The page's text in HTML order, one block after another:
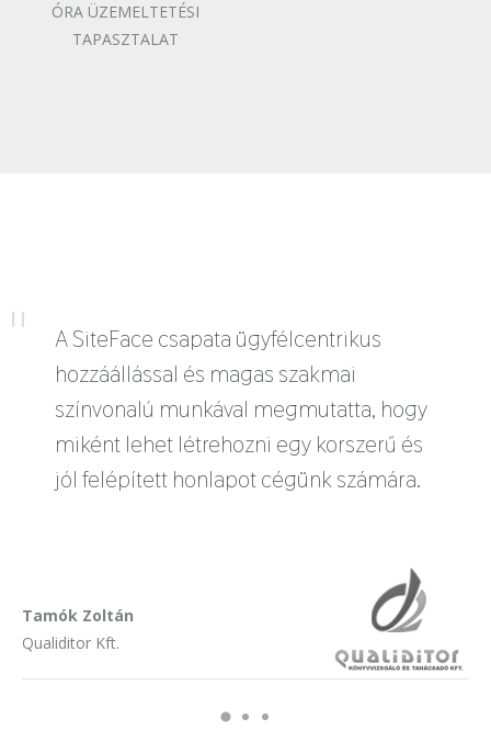
ÓRA ÜZEMELTETÉSI
TAPASZTALAT
A SiteFace csapata ügyfélcentrikus
hozzáállással és magas szakmai
színvonalú munkával megmutatta, hogy
miként lehet létrehozni egy korszerű és
jól felépített honlapot cégünk számára.
Tamók Zoltán
Qualiditor Kft.